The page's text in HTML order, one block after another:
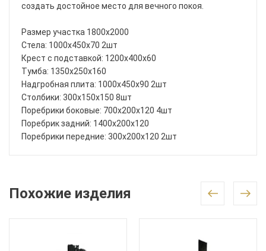
создать достойное место для вечного покоя.
Размер участка 1800x2000
Стела: 1000x450x70 2шт
Крест с подставкой: 1200x400x60
Тумба: 1350x250x160
Надгробная плита: 1000x450x90 2шт
Столбики: 300x150x150 8шт
Поребрики боковые: 700x200x120 4шт
Поребрик задний: 1400x200x120
Поребрики передние: 300x200x120 2шт
Похожие изделия